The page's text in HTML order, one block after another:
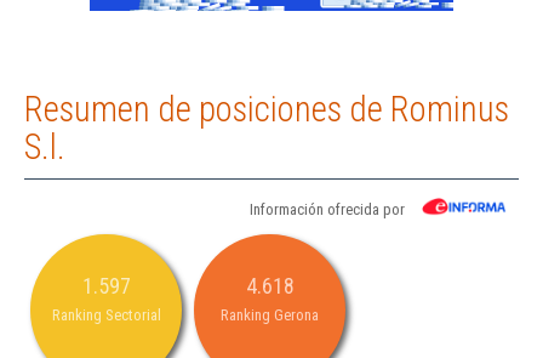
Resumen de posiciones de Rominus
S.l.
Información ofrecida por
1.597
Ranking Sectorial
4.618
Ranking Gerona